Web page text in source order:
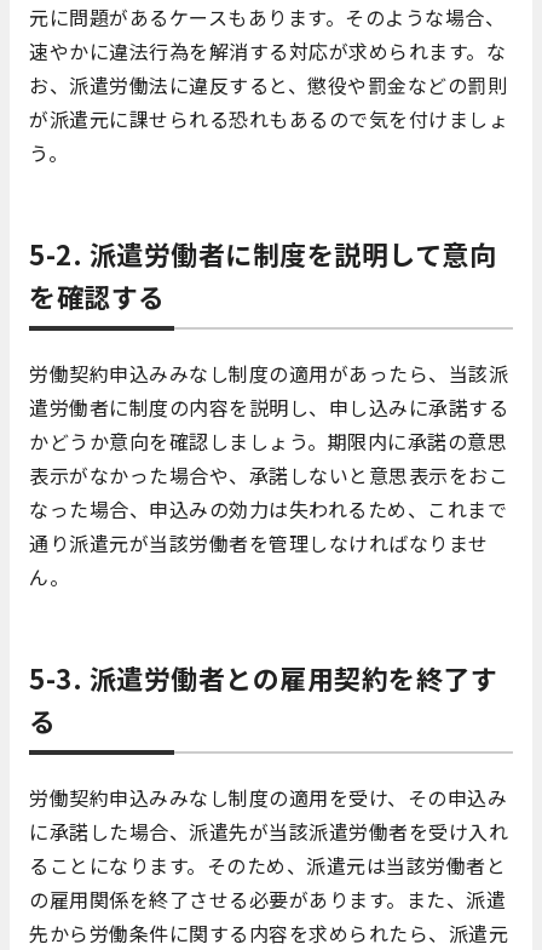
元に問題があるケースもあります。そのような場合、
速やかに違法行為を解消する対応が求められます。な
お、派遣労働法に違反すると、懲役や罰金などの罰則
が派遣元に課せられる恐れもあるので気を付けましょ
う。
5-2. 派遣労働者に制度を説明して意向
を確認する
労働契約申込みみなし制度の適用があったら、当該派
遣労働者に制度の内容を説明し、申し込みに承諾する
かどうか意向を確認しましょう。期限内に承諾の意思
表示がなかった場合や、承諾しないと意思表示をおこ
なった場合、申込みの効力は失われるため、これまで
通り派遣元が当該労働者を管理しなければなりませ
ん。
5-3. 派遣労働者との雇用契約を終了す
る
労働契約申込みみなし制度の適用を受け、その申込み
に承諾した場合、派遣先が当該派遣労働者を受け入れ
ることになります。そのため、派遣元は当該労働者と
の雇用関係を終了させる必要があります。また、派遣
先から労働条件に関する内容を求められたら、派遣元